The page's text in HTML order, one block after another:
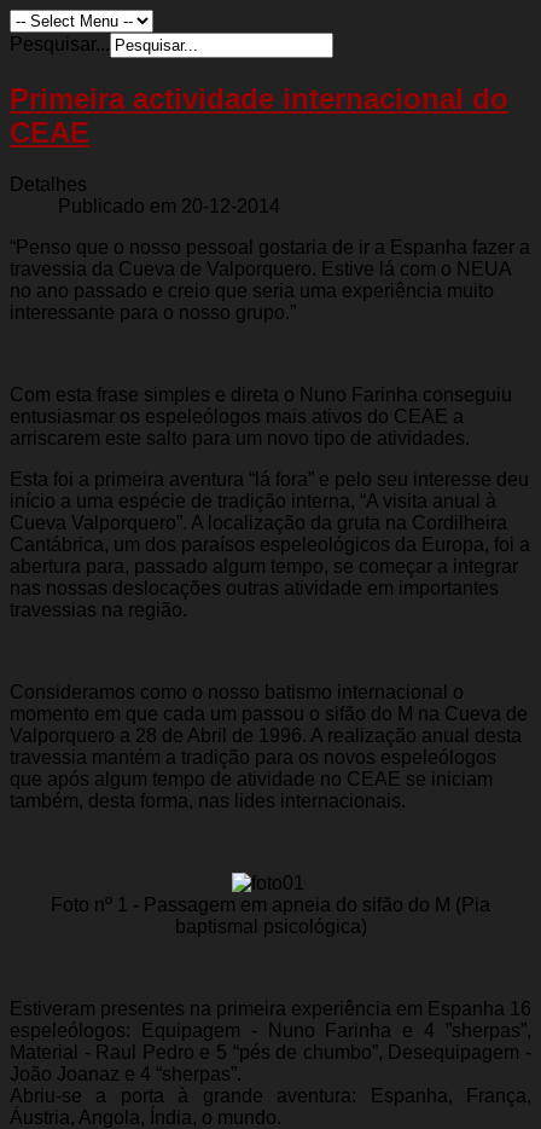
Pesquisar...
Primeira actividade internacional do
CEAE
Detalhes
Publicado em 20-12-2014
“Penso que o nosso pessoal gostaria de ir a Espanha fazer a
travessia da Cueva de Valporquero. Estive lá com o NEUA
no ano passado e creio que seria uma experiência muito
interessante para o nosso grupo.”
Com esta frase simples e direta o Nuno Farinha conseguiu
entusiasmar os espeleólogos mais ativos do CEAE a
arriscarem este salto para um novo tipo de atividades.
Esta foi a primeira aventura “lá fora” e pelo seu interesse deu
início a uma espécie de tradição interna, “A visita anual à
Cueva Valporquero”. A localização da gruta na Cordilheira
Cantábrica, um dos paraísos espeleológicos da Europa, foi a
abertura para, passado algum tempo, se começar a integrar
nas nossas deslocações outras atividade em importantes
travessias na região.
Consideramos como o nosso batismo internacional o
momento em que cada um passou o sifão do M na Cueva de
Valporquero a 28 de Abril de 1996. A realização anual desta
travessia mantém a tradição para os novos espeleólogos
que após algum tempo de atividade no CEAE se iniciam
também, desta forma, nas lides internacionais.
Foto nº 1 - Passagem em apneia do sifão do M (Pia
baptismal psicológica)
Estiveram presentes na primeira experiência em Espanha 16
espeleólogos: Equipagem - Nuno Farinha e 4 ”sherpas”,
Material - Raul Pedro e 5 “pés de chumbo”, Desequipagem -
João Joanaz e 4 “sherpas”.
Abriu-se a porta à grande aventura: Espanha, França,
Áustria, Angola, Índia, o mundo.